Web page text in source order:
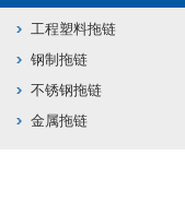
工程塑料拖链
钢制拖链
不锈钢拖链
金属拖链